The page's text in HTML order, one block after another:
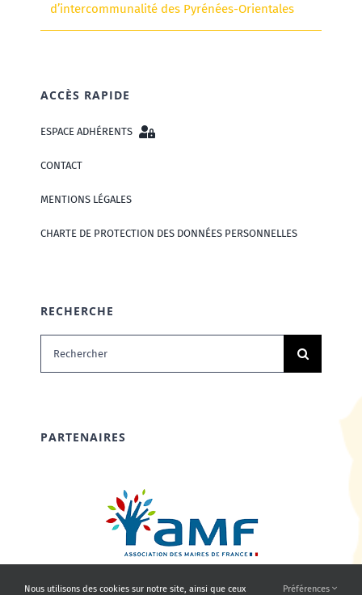
d’intercommunalité des Pyrénées-Orientales
ACCÈS RAPIDE
ESPACE ADHÉRENTS
CONTACT
MENTIONS LÉGALES
CHARTE DE PROTECTION DES DONNÉES PERSONNELLES
RECHERCHE
Rechercher:
PARTENAIRES
Nous utilisons des cookies sur notre site, ainsi que ceux Préférences